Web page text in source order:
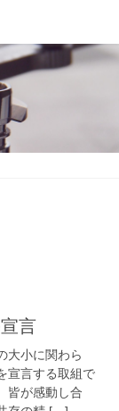
言
大小に関わら
宣言する取組で
皆が感動し合